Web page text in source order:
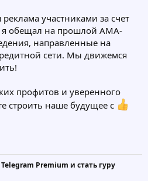
участниками за счет
я обещал на прошлой AMA-
направленные на
сети. Мы движемся
профитов и уверенного
строить наше будущее с
Premium и стать гуру